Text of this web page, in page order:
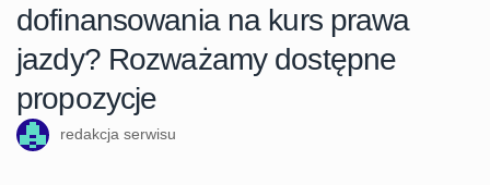
dofinansowania na kurs prawa
jazdy? Rozważamy dostępne
propozycje
redakcja serwisu